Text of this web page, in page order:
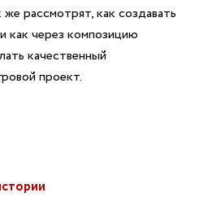
рассмотрят, как создавать
через композицию
качественный
проект.